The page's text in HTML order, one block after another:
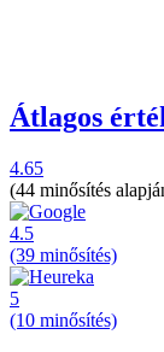
Átlagos
4.65
(44 minősítés
4.5
(39 minősítés)
5
(10 minősítés)